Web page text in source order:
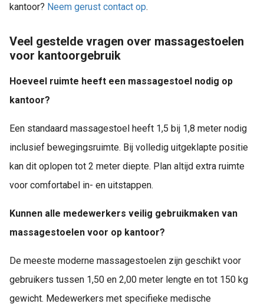
kantoor? Neem gerust contact op.
Veel gestelde vragen over massagestoelen
voor kantoorgebruik
Hoeveel ruimte heeft een massagestoel nodig op
kantoor?
Een standaard massagestoel heeft 1,5 bij 1,8 meter nodig
inclusief bewegingsruimte. Bij volledig uitgeklapte positie
kan dit oplopen tot 2 meter diepte. Plan altijd extra ruimte
voor comfortabel in- en uitstappen.
Kunnen alle medewerkers veilig gebruikmaken van
massagestoelen voor op kantoor?
De meeste moderne massagestoelen zijn geschikt voor
gebruikers tussen 1,50 en 2,00 meter lengte en tot 150 kg
gewicht. Medewerkers met specifieke medische